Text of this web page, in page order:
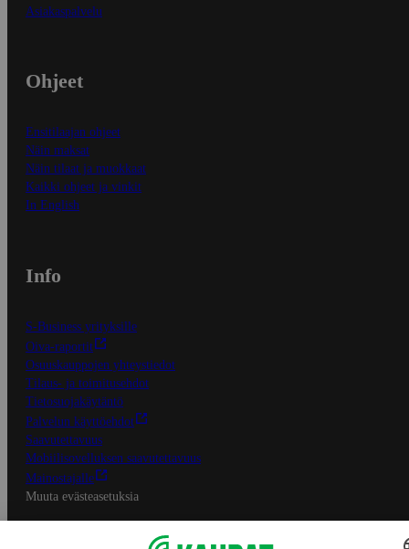
Asiakaspalvelu
Ohjeet
Ensitilaajan ohjeet
Näin maksat
Näin tilaat ja muokkaat
Kaikki ohjeet ja vinkit
In English
Info
S-Business yrityksille
Oiva-raportit
Osuuskauppojen yhteystiedot
Tilaus- ja toimitusehdot
Tietosuojakäytäntö
Palvelun käyttöehdot
Saavutettavuus
Mobiilisovelluksen saavutettavuus
Mainostajalle
Muuta evästeasetuksia